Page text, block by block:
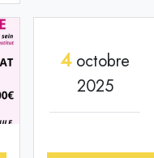
4octobre
2025